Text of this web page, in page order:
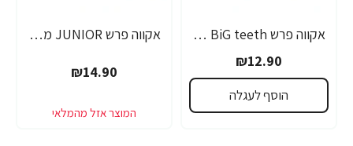
אקווה פרש BiG teeth משחת שיניים לילדים לגילאי 6-8 שנים - 50 מ"ל
₪12.90
הוסף לעגלה
אקווה פרש JUNIOR משחת שיניים לילדים +6 - 50 מ"ל
₪14.90